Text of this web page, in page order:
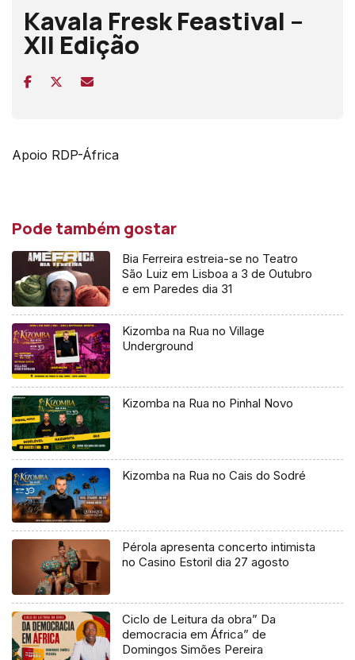
Kavala Fresk Feastival –
XII Edição
Apoio RDP-África
Pode também gostar
Bia Ferreira estreia-se no Teatro
São Luiz em Lisboa a 3 de Outubro
e em Paredes dia 31
Kizomba na Rua no Village
Underground
Kizomba na Rua no Pinhal Novo
Kizomba na Rua no Cais do Sodré
Pérola apresenta concerto intimista
no Casino Estoril dia 27 agosto
Ciclo de Leitura da obra” Da
democracia em África” de
Domingos Simões Pereira